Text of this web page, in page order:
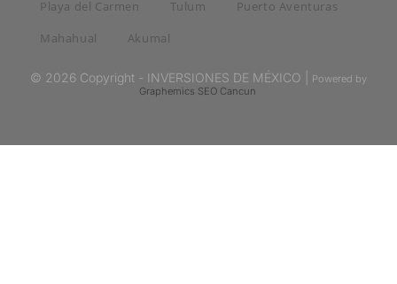
Playa del Carmen Tulum
Puerto Aventuras
Mahahual
Akumal
© 2026 Copyright - INVERSIONES DE MÉXICO |
Powered by
Graphemics SEO Cancun